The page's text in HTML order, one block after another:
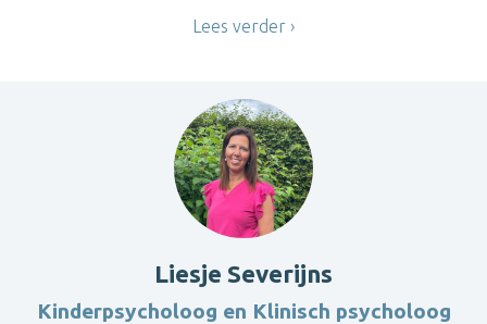
Lees verder
Liesje Severijns
Kinderpsycholoog en Klinisch psycholoog